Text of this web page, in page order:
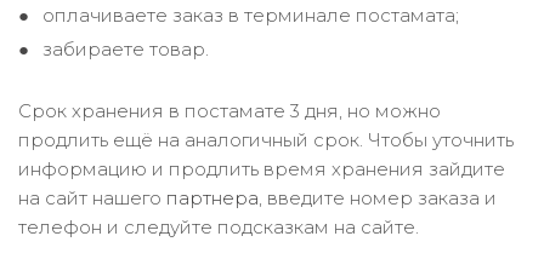
оплачиваете заказ в терминале постамата;
забираете товар.
Срок хранения в постамате 3 дня, но можно
продлить ещё на аналогичный срок. Чтобы уточнить
информацию и продлить время хранения зайдите
на сайт нашего партнера, введите номер заказа и
телефон и следуйте подсказкам на сайте.